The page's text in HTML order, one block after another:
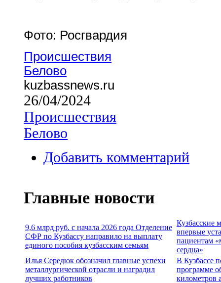
Фото: Росгвардия
Происшествия
Белово
kuzbassnews.ru
26/04/2024
Происшествия
Белово
Добавить комментарий
Главные новости
9,6 млрд руб. с начала 2026 года Отделение
СФР по Кузбассу направило на выплату
единого пособия кузбасским семьям
Кузбасские
впервые
пациентам
сердца»
Илья Середюк обозначил главные успехи
металлургической отрасли и наградил
лучших работников
В Кузбассе
программе
километров